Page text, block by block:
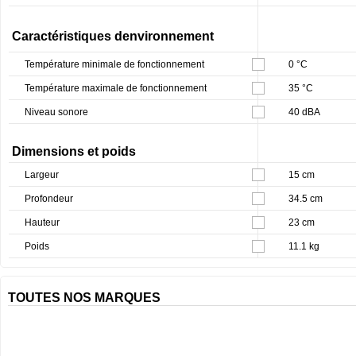
Caractéristiques denvironnement
Température minimale de fonctionnement 0 °C
Température maximale de fonctionnement 35 °C
Niveau sonore 40 dBA
Dimensions et poids
Largeur 15 cm
Profondeur 34.5 cm
Hauteur 23 cm
Poids 11.1 kg
TOUTES NOS MARQUES